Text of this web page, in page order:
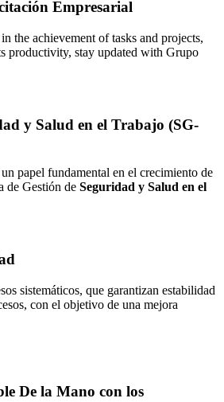
Empresarial
the achievement of tasks and projects,
productivity, stay updated with Grupo
y Salud en el Trabajo (SG-
papel fundamental en el crecimiento de
de Gestión de Seguridad y Salud en el
sistemáticos, que garantizan estabilidad
con el objetivo de una mejora
De la Mano con los